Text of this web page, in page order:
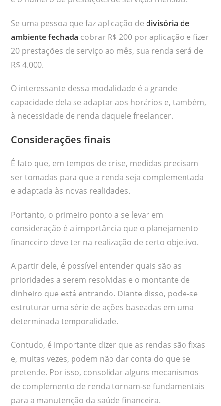
Se uma pessoa que faz aplicação dedivisória de
ambiente fechada cobrar R$ 200 por aplicação e fizer
20 prestações de serviço ao mês, sua renda será de
R$ 4.000.
O interessante dessa modalidade é a grande
capacidade dela se adaptar aos horários e, também,
à necessidade de renda daquele freelancer.
Considerações finais
É fato que, em tempos de crise, medidas precisam
ser tomadas para que a renda seja complementada
e adaptada às novas realidades.
Portanto, o primeiro ponto a se levar em
consideração é a importância que o planejamento
financeiro deve ter na realização de certo objetivo.
A partir dele, é possível entender quais são as
prioridades a serem resolvidas e o montante de
dinheiro que está entrando. Diante disso, pode-se
estruturar uma série de ações baseadas em uma
determinada temporalidade.
Contudo, é importante dizer que as rendas são fixas
e, muitas vezes, podem não dar conta do que se
pretende. Por isso, consolidar alguns mecanismos
de complemento de renda tornam-se fundamentais
para a manutenção da saúde financeira.